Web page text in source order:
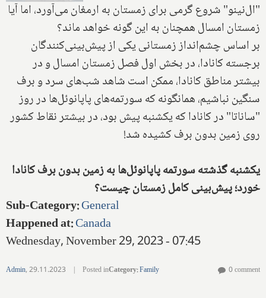
"ال‌نینو" شروع گرمی برای زمستان به ارمغان می‌آورد، اما آیا
زمستان امسال همچنان به این گونه خواهد ماند؟
بر اساس چشم‌انداز زمستانی یکی از پیش‌بینی‌کنندگان
برجسته کانادا، در بخش اول فصل زمستان امسال و در
بیشتر مناطق کانادا، ممکن است شاهد شب‌های سرد و برف
سنگین نباشیم، همانگونه که سورتمه‌های پاپانوئل‌ها در روز
"ساناتا" در کانادا که یکشنبه پیش بود، در بیشتر نقاط کشور
روی زمین بدون برف کشیده شد!
یکشنبه گذشته سورتمه پاپانوئل‌ها به زمین بدون برف کانادا
خورد؛ پیش‌بینی کامل زمستان چیست؟
Sub-Category:General
Happened at:Canada
Wednesday, November 29, 2023 - 07:45
Admin,29.11.2023 | Posted inCategory:Family 0 comment